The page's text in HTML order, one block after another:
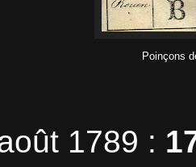
Poinçons
1789 :